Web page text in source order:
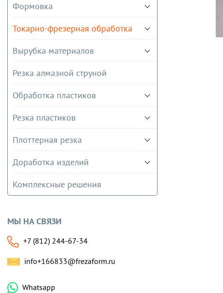
Формовка
Токарно-фрезерная обработка
Вырубка материалов
Резка алмазной струной
Обработка пластиков
Резка пластиков
Плоттерная резка
Доработка изделий
Комплексные решения
МЫ НА СВЯЗИ
+7 (812) 244-67-34
info+166833@frezaform.ru
Whatsapp